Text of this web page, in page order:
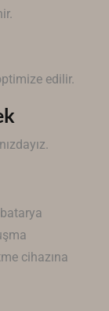
edilir.
cihazına